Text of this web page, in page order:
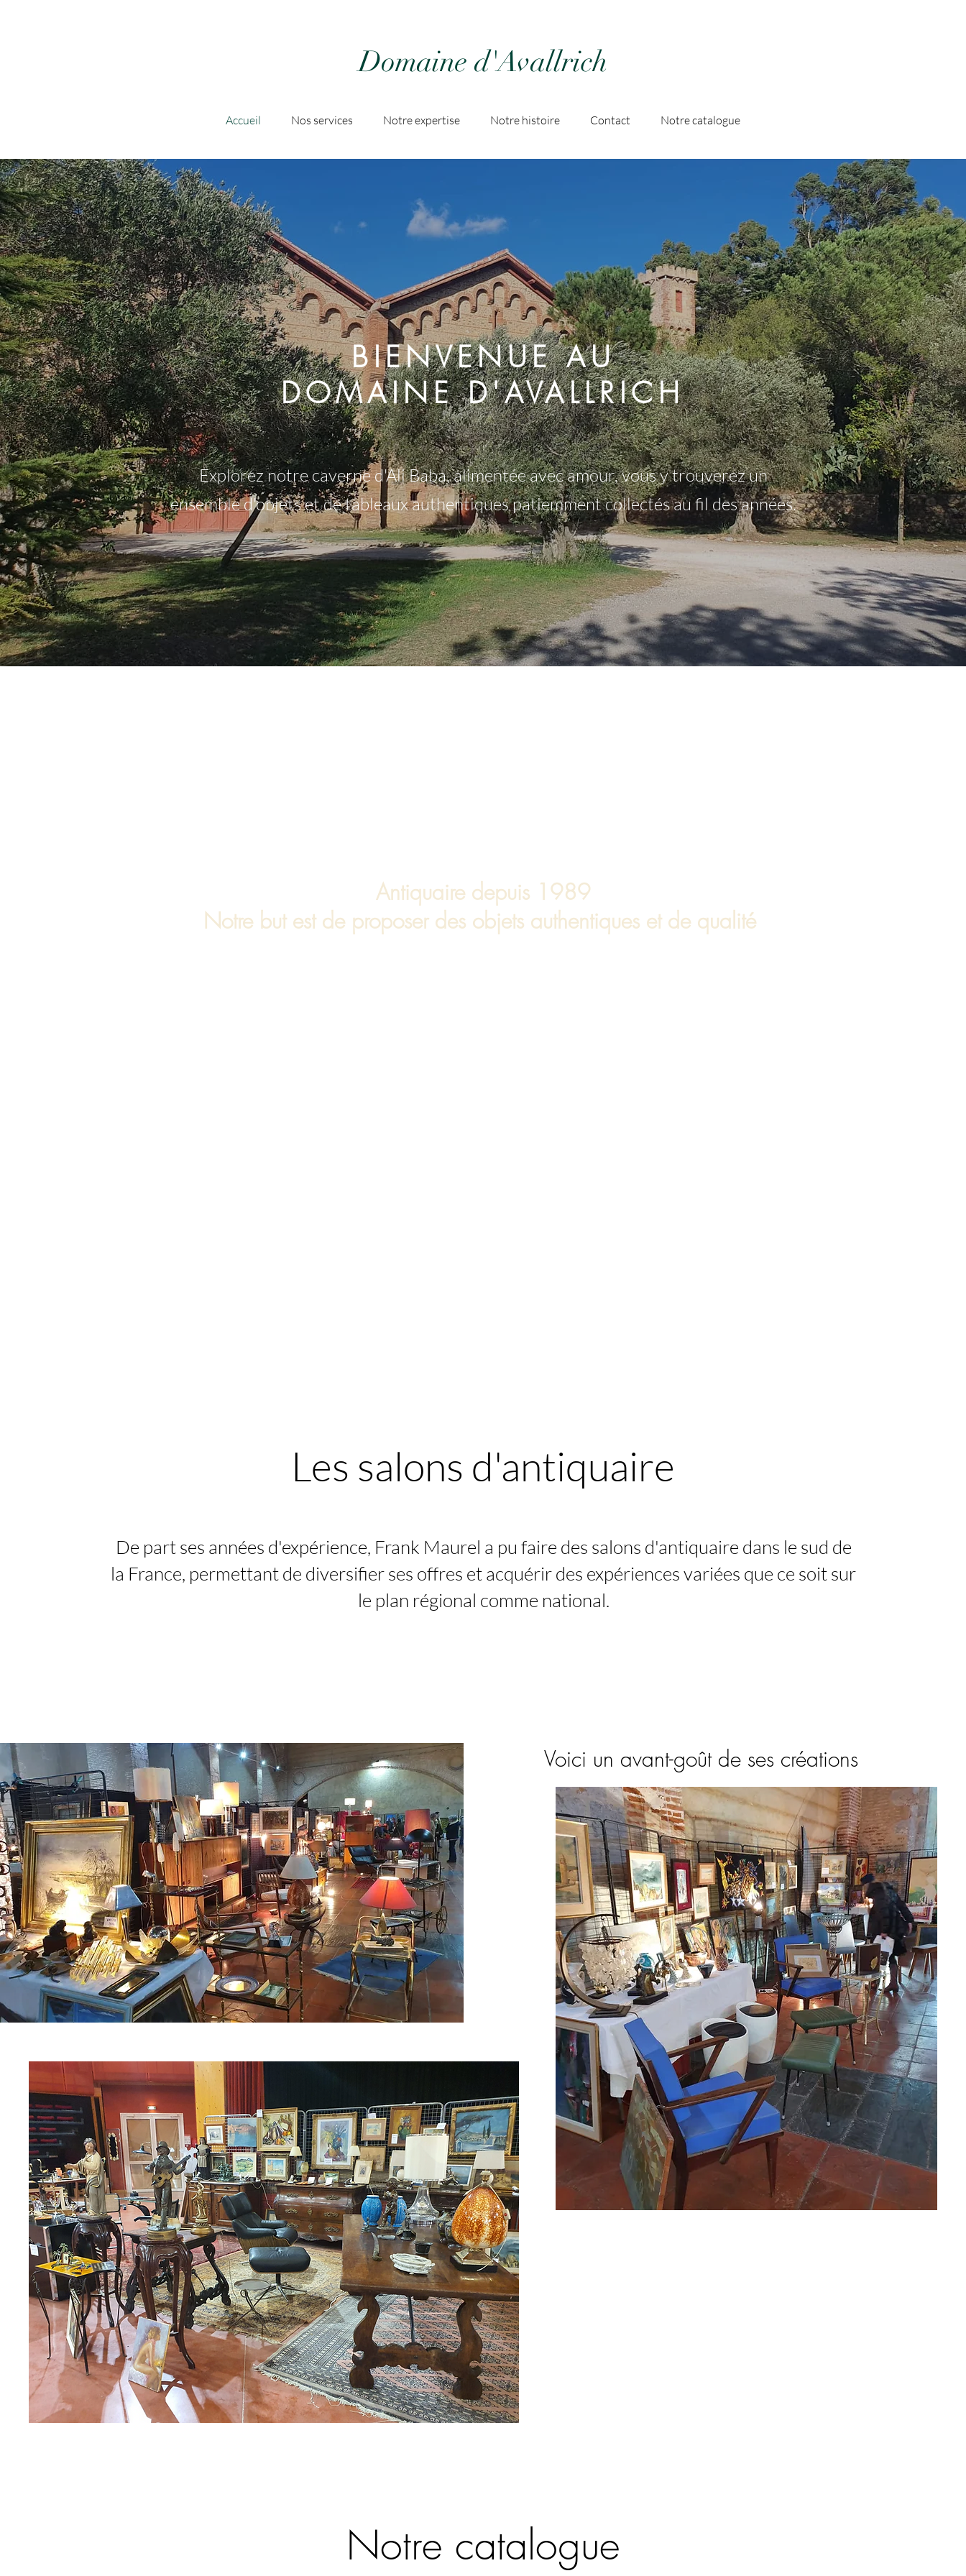
Domaine d'Avallrich
Accueil Nos services Notre expertise Notre histoire Contact Notre catalogue
BIENVENUE AU
DOMAINE D'AVALLRICH
Explorez notre caverne d'Ali Baba, alimentée avec amour, vous y trouverez un
ensemble d'objets et de tableaux authentiques patiemment collectés au fil des années.
Antiquaire depuis 1989
Notre but est de proposer des objets authentiques et de qualité
Les salons d'antiquaire
De part ses années d'expérience, Frank Maurel a pu faire des salons d'antiquaire dans le sud de
la France, permettant de diversifier ses offres et acquérir des expériences variées que ce soit sur
le plan régional comme national.
Voici un avant-goût de ses créations
Notre catalogue